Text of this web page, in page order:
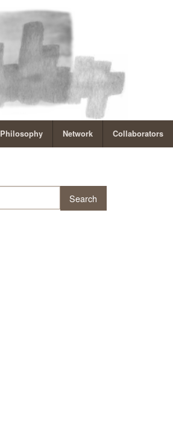
Philosophy Network Collaborators